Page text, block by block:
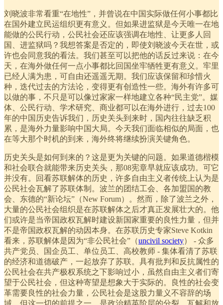
刘晓波非常看重“在地性”，并曾说在中国实际做任何小事都比
在国外建立民运组织更有意义。但如果进监狱是今天唯一在地
能做的公民行动，公民社会还应该强调在地性、让更多人回
国、进监狱吗？我想答案是否定的，即使刘晓波今天在世，或
许也会同意我的看法。我们甚至可以把他的话反过来说：在今
天，在海外做任何一点小事都比回国坐牢牺牲更有意义。牢里
已经人满为患，可自由还遥遥无期。我们应该保留和珍惜火
种，迭代过去的方法论，变得更有创造性一些。海外有许多可
以做的事，不只是可以像过家家一样地建立各种“民主党”。媒
体、公民行动、学术研究、商业都可以在海外进行，过去100
年的中国历史告诉我们，历史关头到来时，国内往往缺乏积
累，是海外力量影响中国大局。今天我们面临相似的局面，也
在等大那个时机的到来，海外终将继续扮演关键角色。
历史关头是如何到来的？这是更为关键的问题。如果道德楷模
和社会联合就能带来历史关头，那08宪章早就应该成功。可它
并没有。回看苏联解体的历史，许多自由主义者传统上认为是
公民社会瓦解了苏联体制。波兰的团结工会、各加盟国的教
会、东德的“新论坛”（New Forum）。然而，除了波兰之外，
大量的公民社会组织是在苏联解体之后才真正发展壮大的。他
们或许是当帝国政权瓦解时建设新国家重要的良性力量，但并
不是帝国政权瓦解的动因本身。在苏联历史专家Steve Kotkin
看来，苏联解体是因为“非公民社会”（uncivil society） - 众多
共产党员、国企员工、单位员工、高校教师 - 集体看清了苏联
的经济和道德破产，一起放弃了苏联。具有批判和反抗属性的
公民社会在共产极权系统之下影响过小，虽然自由主义者们寄
望于公民社会，但这种寄望是想象大于实际的。良性的社会变
革需要良性的社会力量，公民社会是这股力量义不容辞的场
域。但这一切的前提之一，是政治精英阶层的分裂、瓦解和放